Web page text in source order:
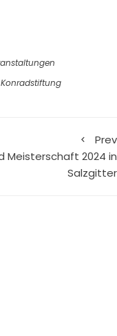
Konradstiftung
Prev
Meisterschaft 2024 in
Salzgitter